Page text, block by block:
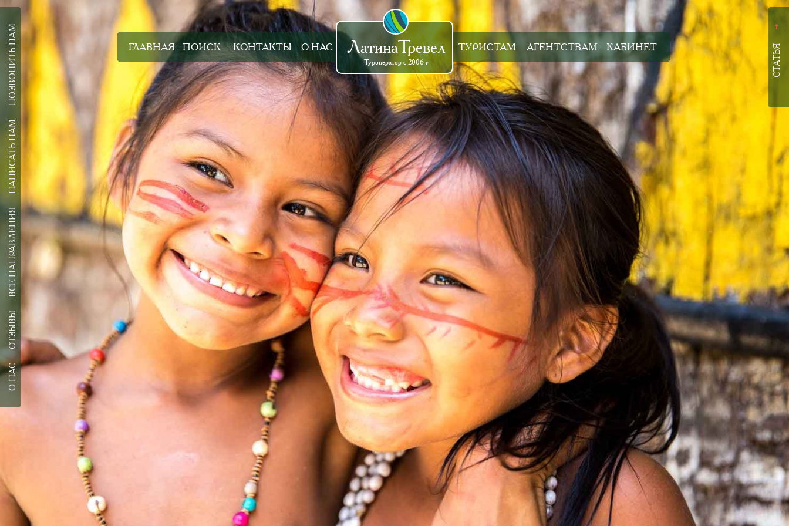
ГЛАВНАЯ ПОИСК КОНТАКТЫ О НАС ЛатинаТревел
Туроператор с 2006 г
ТУРИСТАМ АГЕНТСТВАМ КАБИНЕТ
ПОЗВОНИТЬ НАМ
НАПИСАТЬ НАМ
ВСЕ НАПРАВЛЕНИЯ
ОТЗЫВЫ
О НАС
➜
СТАТЬЯ